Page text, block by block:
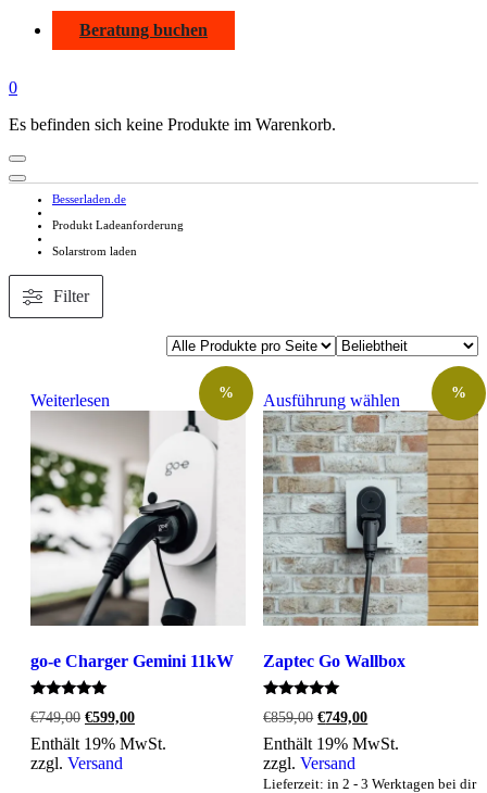
Beratung buchen
0
Es befinden sich keine Produkte im Warenkorb.
Besserladen.de
Produkt Ladeanforderung
Solarstrom laden
Filter
Weiterlesen %
go-e Charger Gemini 11kW
Bewertet
mit
5.00
von 5
€749,00 Ursprünglicher
Preis
war:
€749,00
€599,00Aktueller
Preis
ist:
Enthält 19% MwSt.
zzgl. Versand
Ausführung wählen
Dieses
Produkt
weist
mehrere
Varianten
auf.
Die
Optionen
können
auf
der
Produktseite
gewählt
%
Zaptec Go Wallbox
Bewertet
mit
5.00
von 5
€859,00 Ursprünglicher
Preis
war:
€859,00
€749,00Aktueller
Preis
ist:
Enthält 19% MwSt.
zzgl.Versand
Lieferzeit: in 2 - 3 Werktagen bei dir